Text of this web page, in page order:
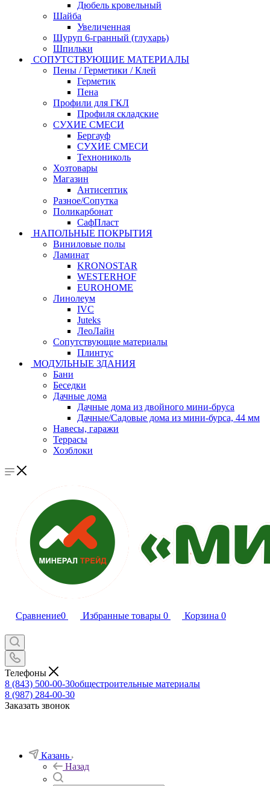
Дюбель кровельный
Шайба
Увеличенная
Шуруп 6-гранный (глухарь)
Шпильки
СОПУТСТВУЮЩИЕ МАТЕРИАЛЫ
Пены / Герметики / Клей
Герметик
Пена
Профили для ГКЛ
Профиля складские
СУХИЕ СМЕСИ
Бергауф
СУХИЕ СМЕСИ
Технониколь
Хозтовары
Магазин
Антисептик
Разное/Сопутка
Поликарбонат
СафПласт
НАПОЛЬНЫЕ ПОКРЫТИЯ
Виниловые полы
Ламинат
KRONOSTAR
WESTERHOF
EUROHOME
Линолеум
IVC
Juteks
ЛеоЛайн
Сопутствующие материалы
Плинтус
МОДУЛЬНЫЕ ЗДАНИЯ
Бани
Беседки
Дачные дома
Дачные дома из двойного мини-бруса
Дачные/Садовые дома из мини-бурса, 44 мм
Навесы, гаражи
Террасы
Хозблоки
Сравнение0 Избранные товары 0 Корзина 0
Телефоны
8 (843) 500-00-30общестроительные материалы
8 (987) 284-00-30
Заказать звонок
Казань
Назад